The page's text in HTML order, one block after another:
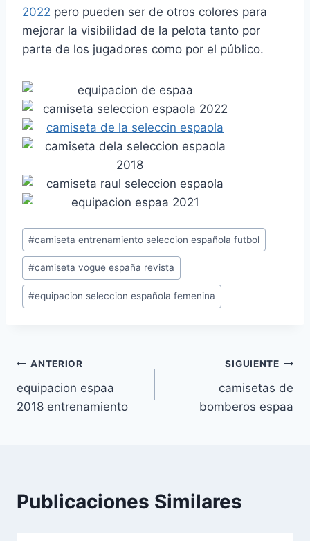
2022 pero pueden ser de otros colores para
mejorar la visibilidad de la pelota tanto por
parte de los jugadores como por el público.
Etiquetas
de
la
entrada:
#camiseta entrenamiento seleccion española futbol
#camiseta vogue españa revista
#equipacion seleccion española femenina
Navegación
de
ANTERIOR
equipacion espaa
2018 entrenamiento
SIGUIENTE
camisetas de
bomberos espaa
Publicaciones Similares